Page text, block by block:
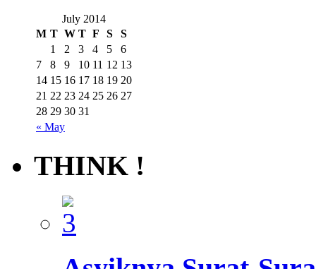
July 2014
M T W T F S S
« May
1 2 3 4 5
6
7
8 9 10 11 12 13
14 15 16 17 18 19 20
21 22 23 24 25 26 27
28 29 30 31
THINK !